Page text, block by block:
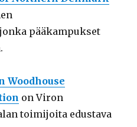
pääkampukset
Woodhouse
on Viron
toimijoita edustava